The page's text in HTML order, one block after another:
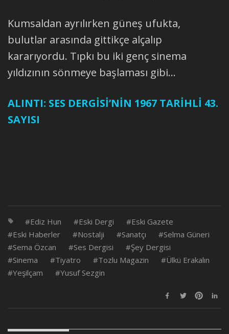
Kumsaldan ayrılırken güneş ufukta,
bulutlar arasında gittikçe alçalıp
kararıyordu. Tıpkı bu iki genç sinema
yıldızının sönmeye başlaması gibi...
ALINTI: SES DERGİSİ’NİN 1967 TARİHLİ 43.
SAYISI
Ediz Hun Eski Dergi
Eski Gazete
Eski Haberler
Nostalji Sanatçı
Selma Güneri
Sema Özcan
Ses Dergisi
Şey Dergisi
Sinema
Tiyatro Tozlu Magazin
Ülkü Erakalın
Yeşilçam
Yusuf Sezgin